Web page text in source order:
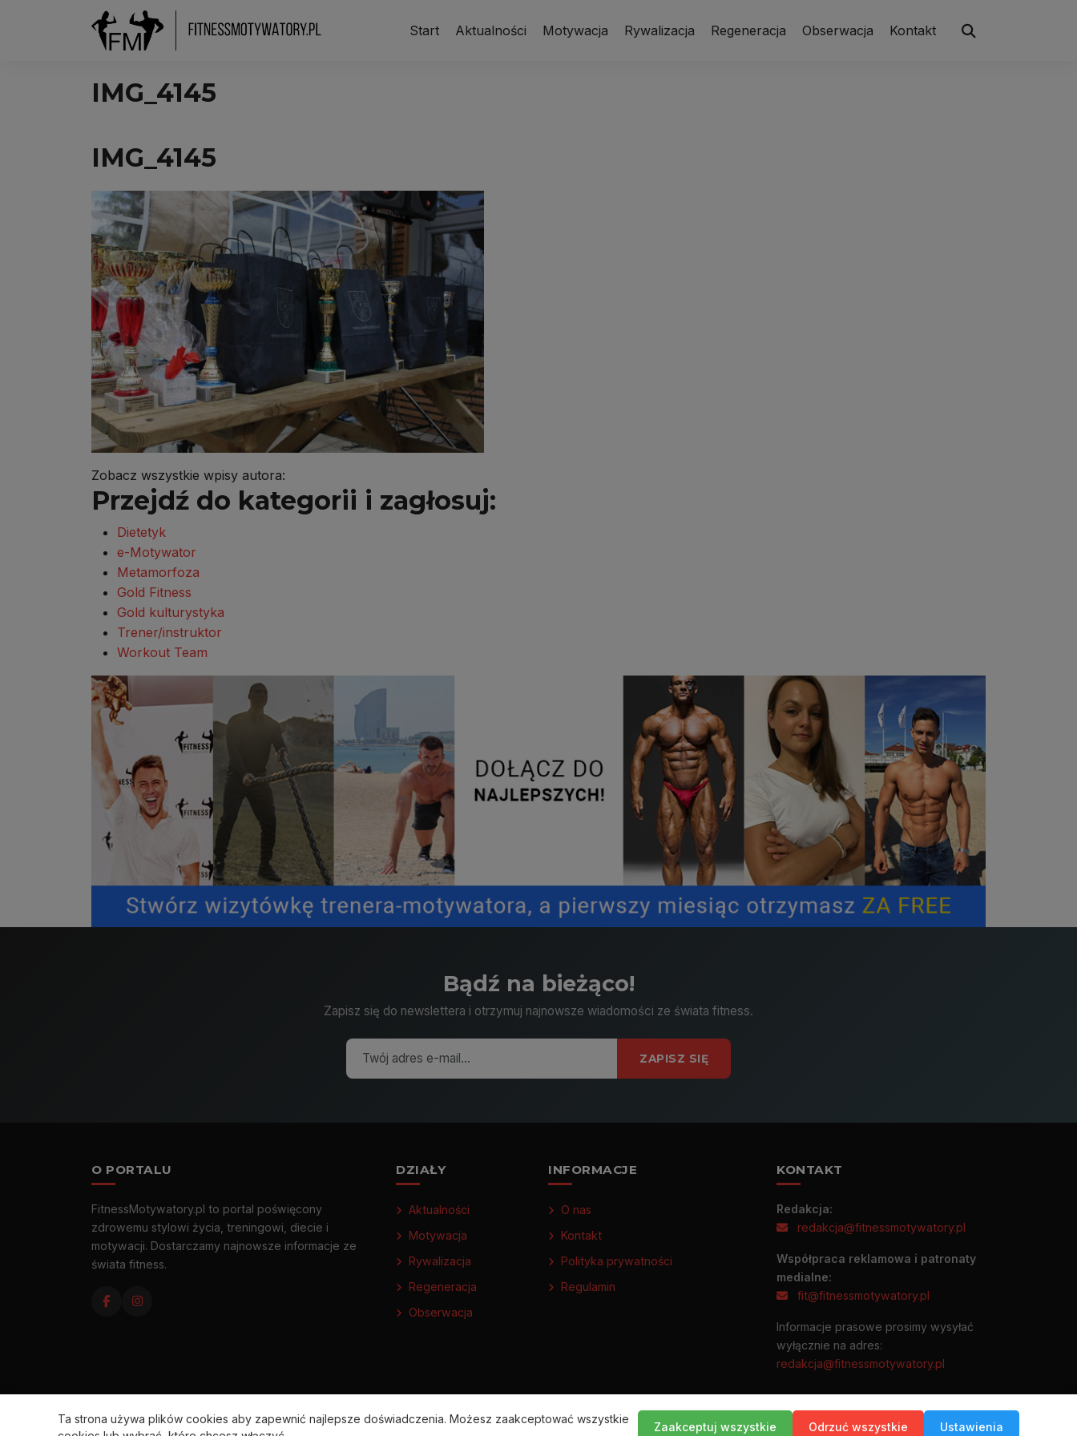
Start Aktualności Motywacja Rywalizacja Regeneracja Obserwacja Kontakt
IMG_4145
IMG_4145
Zobacz wszystkie wpisy autora:
Przejdź do kategorii i zagłosuj:
Dietetyk
e-Motywator
Metamorfoza
Gold Fitness
Gold kulturystyka
Trener/instruktor
Workout Team
Bądź na bieżąco!
Zapisz się do newslettera i otrzymuj najnowsze wiadomości ze świata fitness.
ZAPISZ SIĘ
O PORTALU
FitnessMotywatory.pl to portal poświęcony
zdrowemu stylowi życia, treningowi, diecie i
motywacji. Dostarczamy najnowsze informacje ze
świata fitness.
DZIAŁY
Aktualności
Motywacja
Rywalizacja
Regeneracja
Obserwacja
INFORMACJE
O nas
Kontakt
Polityka prywatności
Regulamin
KONTAKT
Redakcja:
redakcja@fitnessmotywatory.pl
Współpraca reklamowa i patronaty
medialne:
fit@fitnessmotywatory.pl
Informacje prasowe prosimy wysyłać
wyłącznie na adres:
redakcja@fitnessmotywatory.pl
Ta strona używa plików cookies aby zapewnić najlepsze doświadczenia. Możesz zaakceptować wszystkie
Zaakceptuj wszystkie Odrzuć wszystkie Ustawienia